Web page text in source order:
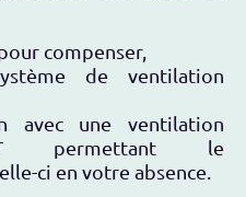
compenser,
de ventilation
avec une ventilation
permettant le
ci en votre absence.